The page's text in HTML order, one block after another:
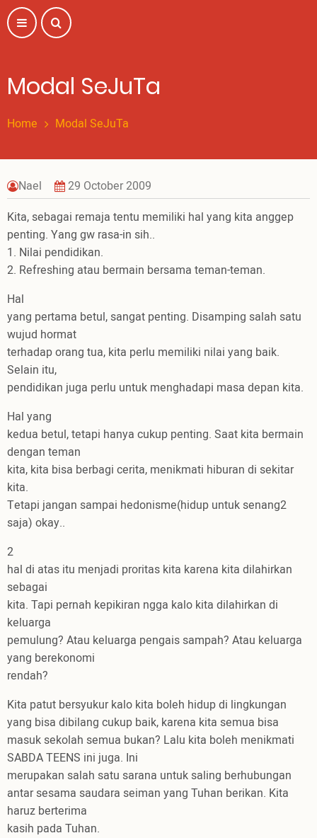
Skip
to
main
Modal SeJuTa
Home Modal SeJuTa
Nael
29 October 2009
Kita, sebagai remaja tentu memiliki hal yang kita anggep
penting. Yang gw rasa-in sih..
1. Nilai pendidikan.
2. Refreshing atau bermain bersama teman-teman.
Hal
yang pertama betul, sangat penting. Disamping salah satu
wujud hormat
terhadap orang tua, kita perlu memiliki nilai yang baik.
Selain itu,
pendidikan juga perlu untuk menghadapi masa depan kita.
Hal yang
kedua betul, tetapi hanya cukup penting. Saat kita bermain
dengan teman
kita, kita bisa berbagi cerita, menikmati hiburan di sekitar
kita.
Tetapi jangan sampai hedonisme(hidup untuk senang2
saja) okay..
2
hal di atas itu menjadi proritas kita karena kita dilahirkan
sebagai
kita. Tapi pernah kepikiran ngga kalo kita dilahirkan di
keluarga
pemulung? Atau keluarga pengais sampah? Atau keluarga
yang berekonomi
rendah?
Kita patut bersyukur kalo kita boleh hidup di lingkungan
yang bisa dibilang cukup baik, karena kita semua bisa
masuk sekolah semua bukan? Lalu kita boleh menikmati
SABDA TEENS ini juga. Ini
merupakan salah satu sarana untuk saling berhubungan
antar sesama saudara seiman yang Tuhan berikan. Kita
haruz berterima
kasih pada Tuhan.